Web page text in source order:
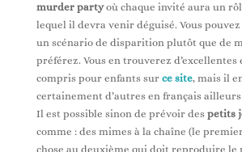
murder partyoù chaque invité aura un
lequel il devra venir déguisé. Vous
un scénario de disparition plutôt que de
préférez. Vous en trouverez d’excellentes
compris pour enfants sur ce site, mais il
certainement d’autres en français
Il est possible sinon de prévoir des petits
comme : des mimes à la chaîne (le
chose au deuxième qui doit reproduire le